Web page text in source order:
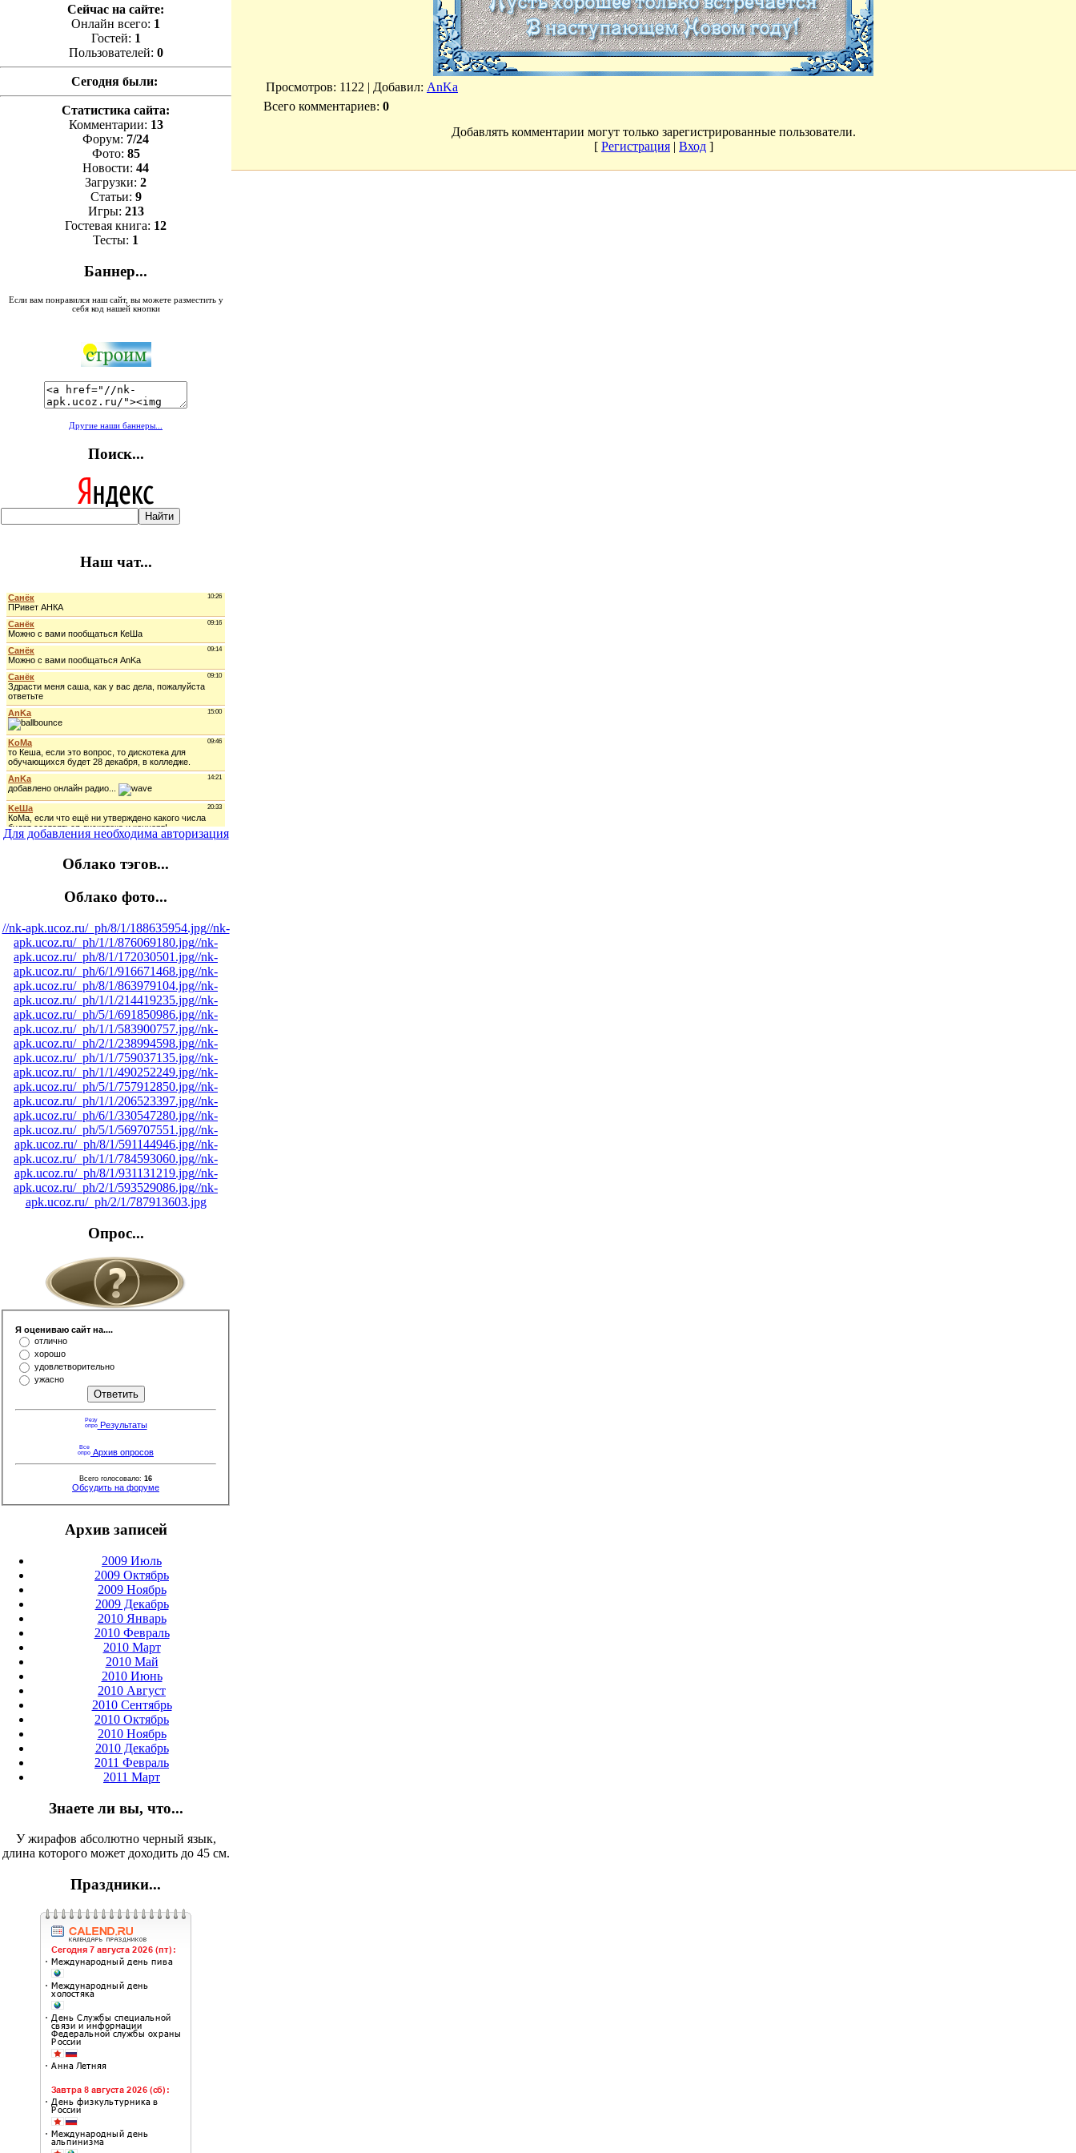
Сейчас на сайте:
Онлайн всего: 1
Гостей: 1
Пользователей: 0
Сегодня были:
Статистика сайта:
Комментарии: 13
Форум: 7/24
Фото: 85
Новости: 44
Загрузки: 2
Статьи: 9
Игры: 213
Гостевая книга: 12
Тесты: 1
Баннер...
Если вам понравился наш сайт, вы можете разместить у
себя код нашей кнопки
Другие наши баннеры...
Поиск...
Наш чат...
Для добавления необходима авторизация
Облако тэгов...
Облако фото...
//nk-apk.ucoz.ru/_ph/8/1/188635954.jpg//nk-
apk.ucoz.ru/_ph/1/1/876069180.jpg//nk-
apk.ucoz.ru/_ph/8/1/172030501.jpg//nk-
apk.ucoz.ru/_ph/6/1/916671468.jpg//nk-
apk.ucoz.ru/_ph/8/1/863979104.jpg//nk-
apk.ucoz.ru/_ph/1/1/214419235.jpg//nk-
apk.ucoz.ru/_ph/5/1/691850986.jpg//nk-
apk.ucoz.ru/_ph/1/1/583900757.jpg//nk-
apk.ucoz.ru/_ph/2/1/238994598.jpg//nk-
apk.ucoz.ru/_ph/1/1/759037135.jpg//nk-
apk.ucoz.ru/_ph/1/1/490252249.jpg//nk-
apk.ucoz.ru/_ph/5/1/757912850.jpg//nk-
apk.ucoz.ru/_ph/1/1/206523397.jpg//nk-
apk.ucoz.ru/_ph/6/1/330547280.jpg//nk-
apk.ucoz.ru/_ph/5/1/569707551.jpg//nk-
apk.ucoz.ru/_ph/8/1/591144946.jpg//nk-
apk.ucoz.ru/_ph/1/1/784593060.jpg//nk-
apk.ucoz.ru/_ph/8/1/931131219.jpg//nk-
apk.ucoz.ru/_ph/2/1/593529086.jpg//nk-
apk.ucoz.ru/_ph/2/1/787913603.jpg
Опрос...
Я оцениваю сайт на....
отлично
хорошо
удовлетворительно
ужасно
Результаты
Архив опросов
Всего голосовало: 16
Обсудить на форуме
Архив записей
2009 Июль
2009 Октябрь
2009 Ноябрь
2009 Декабрь
2010 Январь
2010 Февраль
2010 Март
2010 Май
2010 Июнь
2010 Август
2010 Сентябрь
2010 Октябрь
2010 Ноябрь
2010 Декабрь
2011 Февраль
2011 Март
Знаете ли вы, что...
У жирафов абсолютно черный язык,
длина которого может доходить до 45 см.
Праздники...
Просмотров: 1122 | Добавил: AnKa
Всего комментариев: 0
Добавлять комментарии могут только зарегистрированные пользователи.
[ Регистрация | Вход ]